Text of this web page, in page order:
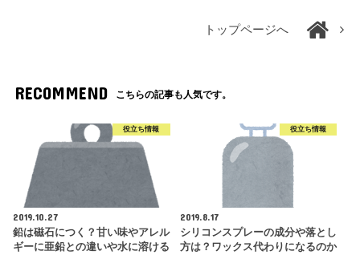
トップページへ
RECOMMEND こちらの記事も人気です。
役立ち情報
2019.10.27
鉛は磁石につく？甘い味やアレル
ギーに亜鉛との違いや水に溶ける
役立ち情報
2019.8.17
シリコンスプレーの成分や落とし
方は？ワックス代わりになるのか